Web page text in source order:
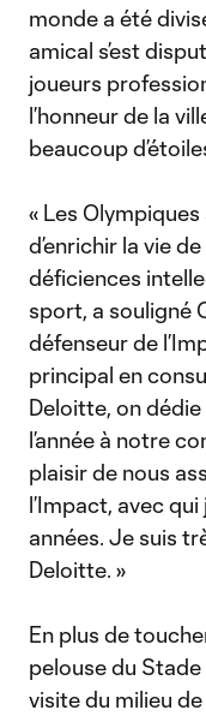
monde a été
amical s’est
joueurs
l’honneur de la
beaucoup
« Les
d’enrichir la vie
déficiences
sport, a souligné
défenseur de
principal en
Deloitte, on
l’année à notre
plaisir de nous
l’Impact, avec
années. Je suis
Deloitte. »
En plus de
pelouse du
visite du milieu